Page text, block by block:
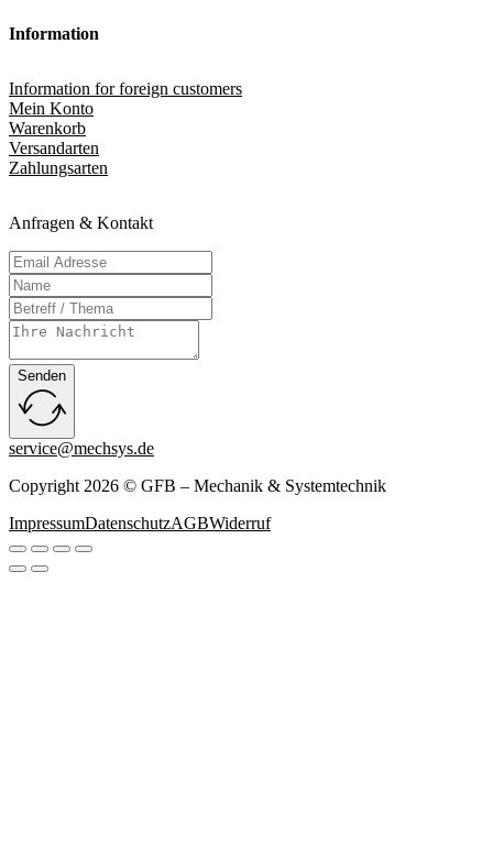
Information
Information for foreign customers
Mein Konto
Warenkorb
Versandarten
Zahlungsarten
Anfragen & Kontakt
Senden
service@mechsys.de
Copyright 2026 © GFB – Mechanik & Systemtechnik
ImpressumDatenschutzAGBWiderruf